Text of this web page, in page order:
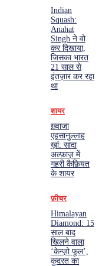
Indian
Squash:
Anahat
Singh ने वो
कर दिखाया,
जिसका भारत
21 साल से
इंतज़ार कर रहा
था
शायर
ख़्वाजा
एहसानुल्लाह
ख़ां: सादा
अल्फ़ाज़ में
गहरी कैफ़ियत
के शायर
फ़ीचर
Himalayan
Diamond: 15
साल बाद
खिलने वाला
‘केन्ज़ो फूल’,
कुदरत का